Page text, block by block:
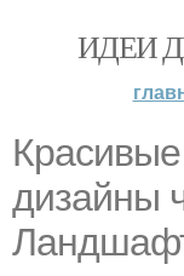
ИДЕИ
дизайны